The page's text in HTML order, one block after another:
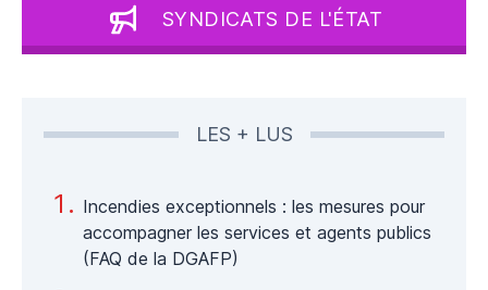
SYNDICATS DE L'ÉTAT
LES + LUS
Incendies exceptionnels : les mesures pour
accompagner les services et agents publics
(FAQ de la DGAFP)